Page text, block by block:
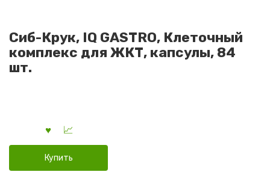
Сиб-Крук, IQ GASTRO, Клеточный
комплекс для ЖКТ, капсулы, 84
шт.
Купить